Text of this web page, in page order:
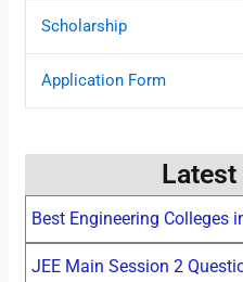
Scholarship
Application Form
Best Engineering Colleges
JEE Main Session 2